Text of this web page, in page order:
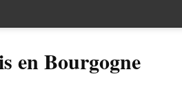
en Bourgogne